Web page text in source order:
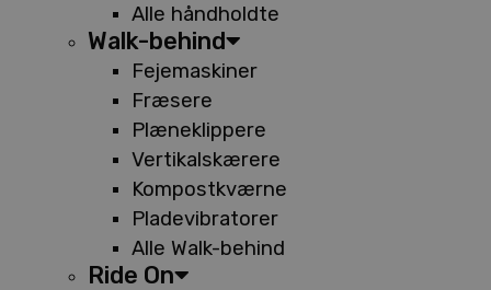
Alle håndholdte
Walk-behind
Fejemaskiner
Fræsere
Plæneklippere
Vertikalskærere
Kompostkværne
Pladevibratorer
Alle Walk-behind
Ride On